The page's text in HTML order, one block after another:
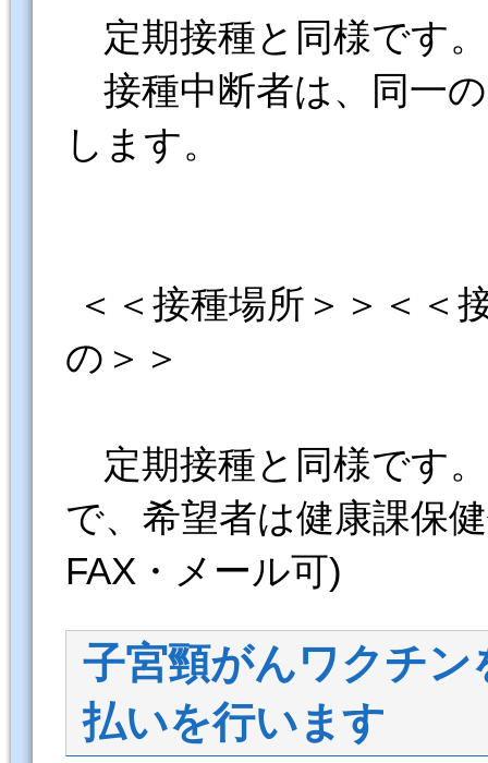
定期接種と同様です。
接種中断者は、同一
します。
＜＜接種場所＞＞＜＜
の＞＞
定期接種と同様です
で、希望者は健康課保
FAX・メール可)
子宮頸がんワクチ
払いを行います